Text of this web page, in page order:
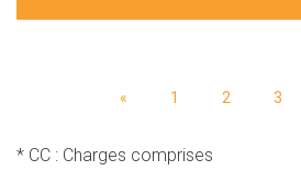
« 1 2 3
* CC : Charges comprises